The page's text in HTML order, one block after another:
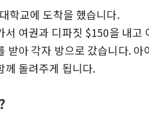
학교에 도착을 했습니다.
서 여권과 디파짓 $150을 내고
받아 각자 방으로 갔습니다.
께 돌려주게 됩니다.